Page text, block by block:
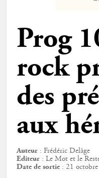
Prog
rock
des
aux
Auteur: Frédéric Delâge
Editeur: Le Mot et le
Date de sortie: 21